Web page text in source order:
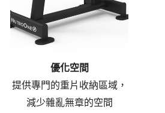
優化空間
提供專門的重片收納區域，
減少雜亂無章的空間